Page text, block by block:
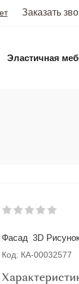
Заказать
Эластичная
Фасад 3D
Код: КА-00032577